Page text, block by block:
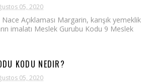
05, 2020
Açıklaması Margarin, karışık yemeklik
imalatı Meslek Gurubu Kodu 9 Meslek
KODU NEDIR?
05, 2020